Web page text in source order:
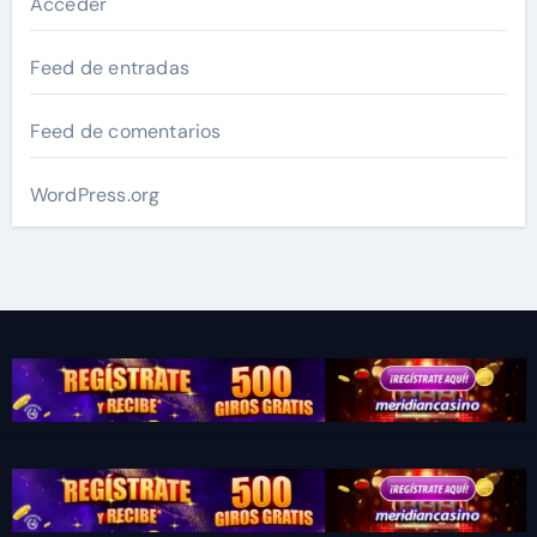
Feed de entradas
Feed de comentarios
WordPress.org